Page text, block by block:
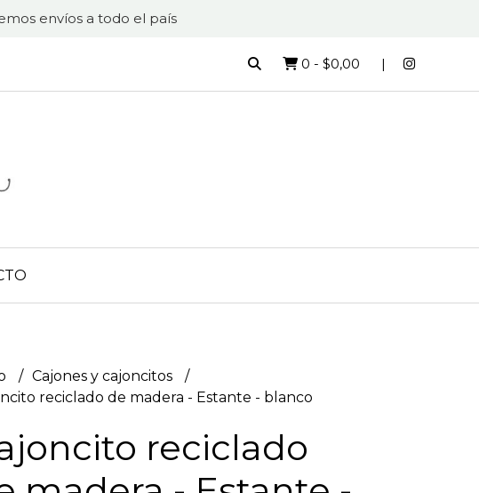
envíos a todo el país
0 - $0,00
Cajones y cajoncitos
reciclado de madera - Estante - blanco
reciclado